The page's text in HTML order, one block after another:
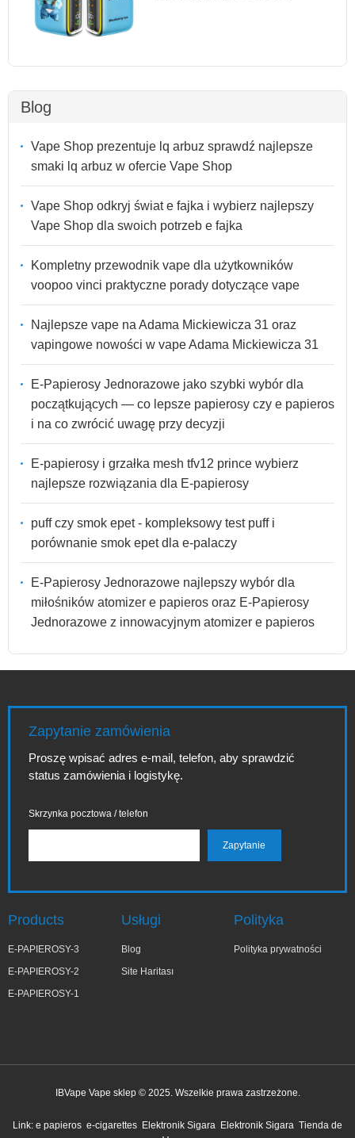
Blog
Vape Shop prezentuje lq arbuz sprawdź najlepsze
smaki lq arbuz w ofercie Vape Shop
Vape Shop odkryj świat e fajka i wybierz najlepszy
Vape Shop dla swoich potrzeb e fajka
Kompletny przewodnik vape dla użytkowników
voopoo vinci praktyczne porady dotyczące vape
Najlepsze vape na Adama Mickiewicza 31 oraz
vapingowe nowości w vape Adama Mickiewicza 31
E-Papierosy Jednorazowe jako szybki wybór dla
początkujących — co lepsze papierosy czy e papieros
i na co zwrócić uwagę przy decyzji
E-papierosy i grzałka mesh tfv12 prince wybierz
najlepsze rozwiązania dla E-papierosy
puff czy smok epet - kompleksowy test puff i
porównanie smok epet dla e-palaczy
E-Papierosy Jednorazowe najlepszy wybór dla
miłośników atomizer e papieros oraz E-Papierosy
Jednorazowe z innowacyjnym atomizer e papieros
Zapytanie zamówienia
Proszę wpisać adres e-mail, telefon, aby sprawdzić
status zamówienia i logistykę.
Skrzynka pocztowa / telefon
Products
E-PAPIEROSY-3
E-PAPIEROSY-2
E-PAPIEROSY-1
Usługi
Blog
Site Haritası
Polityka
Polityka prywatności
IBVape Vape sklep © 2025. Wszelkie prawa zastrzeżone.
Link: e papieros e-cigarettes Elektronik Sigara Elektronik Sigara Tienda de
niedawno kupiony